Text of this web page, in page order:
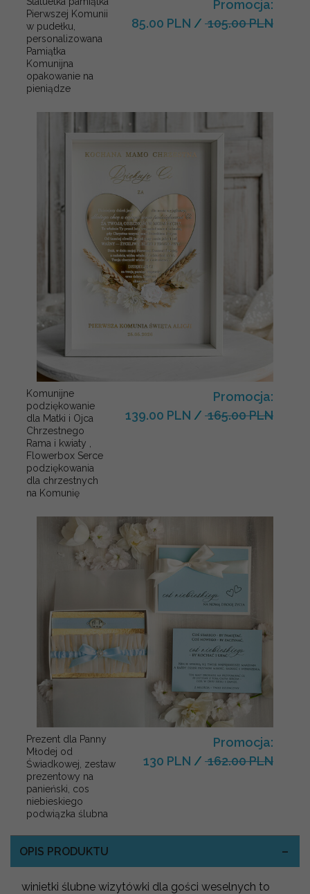
Pierwszej Komunii
w pudełku,
personalizowana
Pamiątka
Komunijna
opakowanie na
pieniądze
Promocja:
85.00 PLN / 105.00 PLN
Komunijne
podziękowanie
dla Matki i Ojca
Chrzestnego
Rama i kwiaty ,
Flowerbox Serce
podziękowania
dla chrzestnych
na Komunię
Promocja:
139.00 PLN / 165.00 PLN
Prezent dla Panny
Młodej od
Świadkowej, zestaw
prezentowy na
panieński, cos
niebieskiego
podwiązka ślubna
Promocja:
130 PLN / 162.00 PLN
OPIS PRODUKTU
winietki ślubne wizytówki dla gości weselnych to